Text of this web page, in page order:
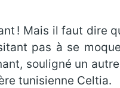
! Mais il faut dire
pas à se
souligné un
tunisienne Celtia.